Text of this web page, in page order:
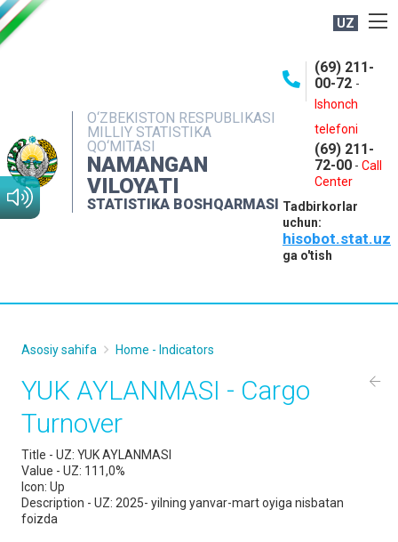
UZ
O‘ZBEKISTON RESPUBLIKASI
MILLIY STATISTIKA
QO‘MITASI
NAMANGAN
VILOYATI
STATISTIKA BOSHQARMASI
(69) 211-
00-72 -
Ishonch
telefoni
(69) 211-
72-00 - Call
Center
Tadbirkorlar
uchun:
hisobot.stat.uz
ga o'tish
NASHRLAR
INTERAKTIV XIZMATLAR
MATBUOT XIZMATI
MUROJAATLAR
Asosiy sahifa Home - Indicators
YUK AYLANMASI - Cargo
Turnover
Title - UZ: YUK AYLANMASI
Value - UZ: 111,0%
Icon: Up
Description - UZ: 2025- yilning yanvar-mart oyiga nisbatan
foizda